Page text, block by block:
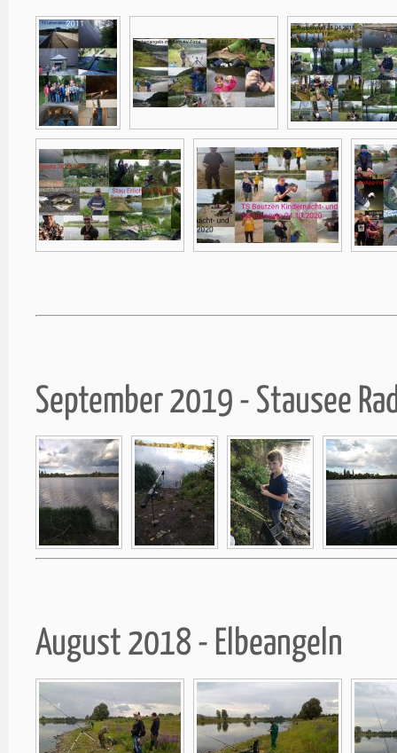
September 2019 - Stausee
August 2018 - Elbeangeln